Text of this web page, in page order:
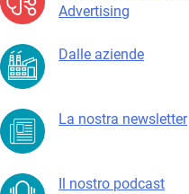
Advertising
Dalle aziende
La nostra newsletter
Il nostro podcast